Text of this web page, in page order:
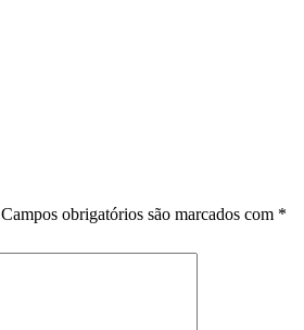
Campos obrigatórios são marcados com *